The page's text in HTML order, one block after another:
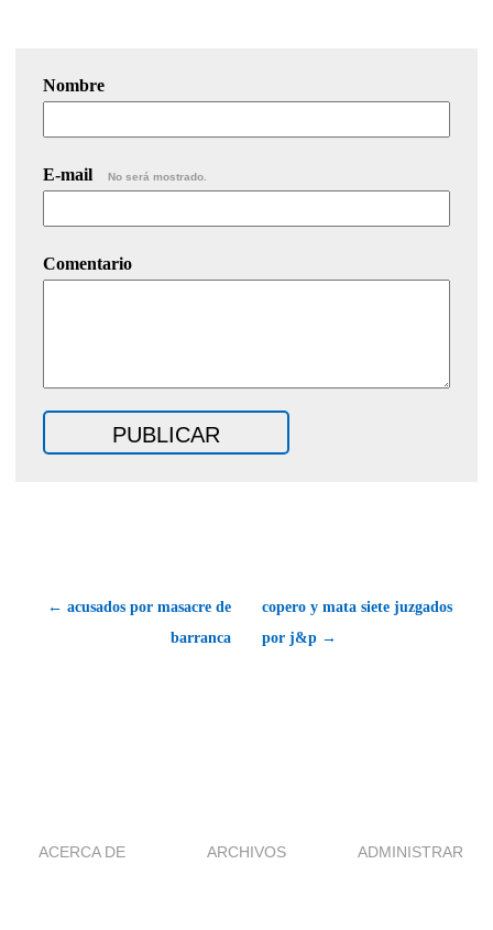
Nombre
E-mail No será mostrado.
Comentario
← acusados por masacre de
barranca
copero y mata siete juzgados
por j&p →
ACERCA DE ARCHIVOS ADMINISTRAR